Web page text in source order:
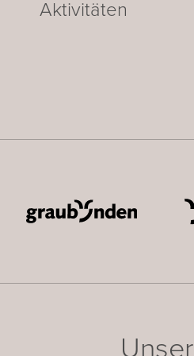
Aktivitäten